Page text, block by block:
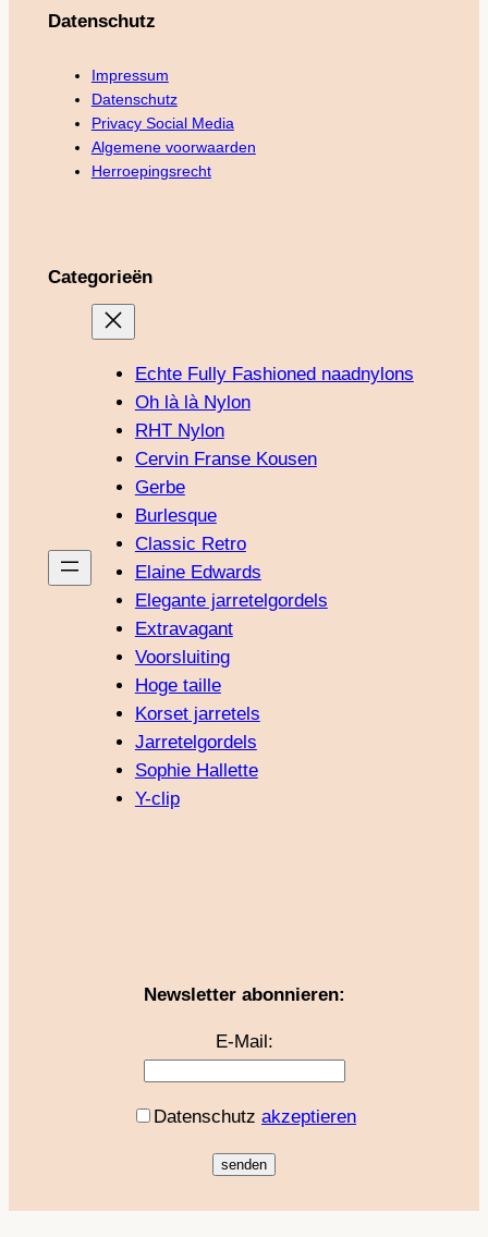
Datenschutz
Impressum
Datenschutz
Privacy Social Media
Algemene voorwaarden
Herroepingsrecht
Categorieën
Echte Fully Fashioned naadnylons
Oh là là Nylon
RHT Nylon
Cervin Franse Kousen
Gerbe
Burlesque
Classic Retro
Elaine Edwards
Elegante jarretelgordels
Extravagant
Voorsluiting
Hoge taille
Korset jarretels
Jarretelgordels
Sophie Hallette
Y-clip
Newsletter abonnieren:
E-Mail:
Datenschutz akzeptieren